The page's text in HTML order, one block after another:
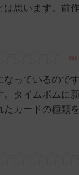
思います。前
っているので
タイムボムに
カードの種類